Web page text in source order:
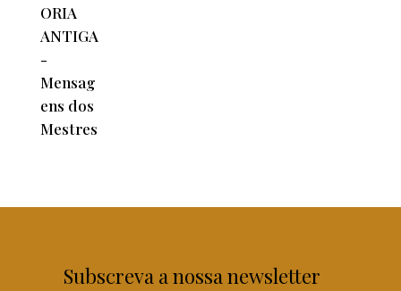
Subscreva a nossa newsletter